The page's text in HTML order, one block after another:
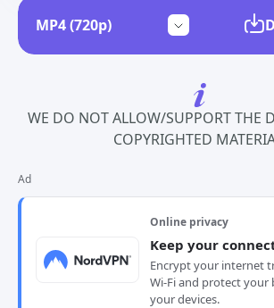
WE DO NOT ALLOW/SUPPORT THE
COPYRIGHTED
Ad
Online privacy
Keep your
Encrypt your internet
Wi-Fi and protect your
your devices.